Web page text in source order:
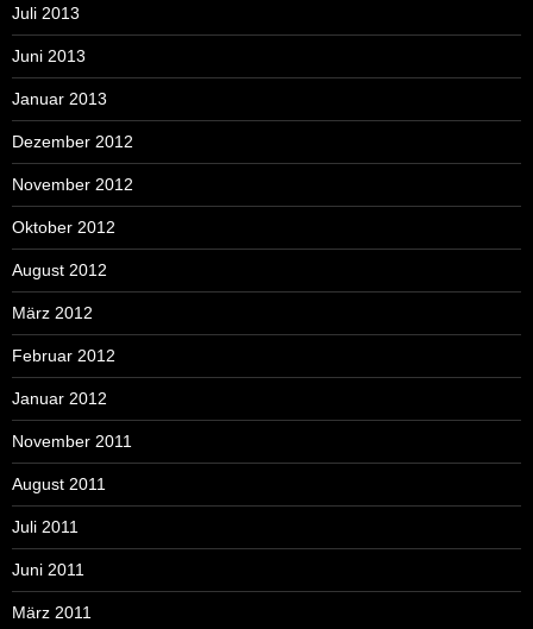
Juli 2013
Juni 2013
Januar 2013
Dezember 2012
November 2012
Oktober 2012
August 2012
März 2012
Februar 2012
Januar 2012
November 2011
August 2011
Juli 2011
Juni 2011
März 2011